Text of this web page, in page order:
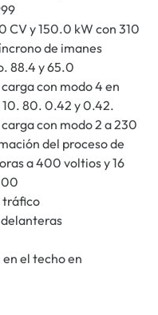
y 150.0 kW con 310
de imanes
88.4 y 65.0
con modo 4 en
80. 0.42 y 0.42.
con modo 2 a 230
del proceso de
a 400 voltios y 16
tráfico
el techo en